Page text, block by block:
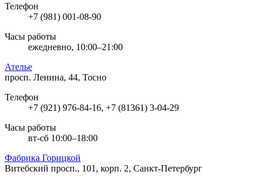
Телефон
+7 (981) 001-08-90
Часы работы
ежедневно, 10:00–21:00
Ателье
просп. Ленина, 44, Тосно
Телефон
+7 (921) 976-84-16, +7 (81361) 3-04-29
Часы работы
вт-сб 10:00–18:00
Фабрика Горицкой
Витебский просп., 101, корп. 2, Санкт-Петербург